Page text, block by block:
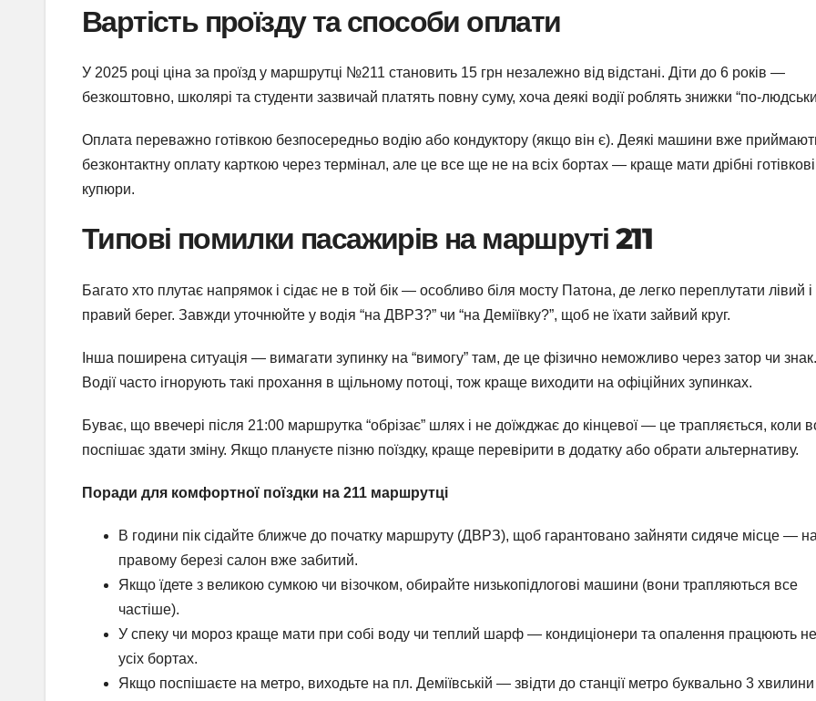
Вартість проїзду та способи оплати
У 2025 році ціна за проїзд у маршрутці №211 становить 15 грн незалежно від відстані. Діти до 6 років —
безкоштовно, школярі та студенти зазвичай платять повну суму, хоча деякі водії роблять знижки “по-
Оплата переважно готівкою безпосередньо водію або кондуктору (якщо він є). Деякі машини вже
безконтактну оплату карткою через термінал, але це все ще не на всіх бортах — краще мати дрібні готівкові
купюри.
Типові помилки пасажирів на маршруті 211
Багато хто плутає напрямок і сідає не в той бік — особливо біля мосту Патона, де легко переплутати лівий і
правий берег. Завжди уточнюйте у водія “на ДВРЗ?” чи “на Деміївку?”, щоб не їхати зайвий круг.
Інша поширена ситуація — вимагати зупинку на “вимогу” там, де це фізично неможливо через затор чи знак.
Водії часто ігнорують такі прохання в щільному потоці, тож краще виходити на офіційних зупинках.
Буває, що ввечері після 21:00 маршрутка “обрізає” шлях і не доїжджає до кінцевої — це трапляється, коли
поспішає здати зміну. Якщо плануєте пізню поїздку, краще перевірити в додатку або обрати альтернативу.
Поради для комфортної поїздки на 211 маршрутці
В години пік сідайте ближче до початку маршруту (ДВРЗ), щоб гарантовано зайняти сидяче місце — на
правому березі салон вже забитий.
Якщо їдете з великою сумкою чи візочком, обирайте низькопідлогові машини (вони трапляються все
частіше).
У спеку чи мороз краще мати при собі воду чи теплий шарф — кондиціонери та опалення працюють
усіх бортах.
Якщо поспішаєте на метро, виходьте на пл. Деміївській — звідти до станції метро буквально 3 хвилини